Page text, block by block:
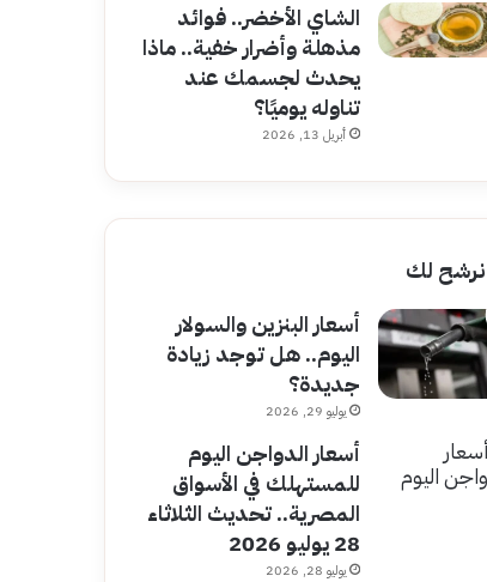
الشاي الأخضر.. فوائد
مذهلة وأضرار خفية.. ماذا
يحدث لجسمك عند
تناوله يوميًا؟
أبريل 13, 2026
نرشح لك
أسعار البنزين والسولار
اليوم.. هل توجد زيادة
جديدة؟
يوليو 29, 2026
أسعار الدواجن اليوم
للمستهلك في الأسواق
المصرية.. تحديث الثلاثاء
28 يوليو 2026
يوليو 28, 2026